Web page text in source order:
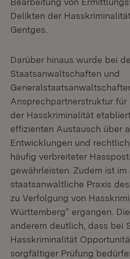
Delikten der
Gentges.
Darüber hinaus wurde bei
Staatsanwaltschaften und
Ansprechpartnerstruktur
der Hasskriminalität
effizienten Austausch über
Entwicklungen und
häufig verbreiteter
gewährleisten. Zudem ist
staatsanwaltliche Praxis
zu Verfolgung von
Württemberg“ ergangen.
anderem deutlich, dass bei
Hasskriminalität
sorgfältiger Prüfung